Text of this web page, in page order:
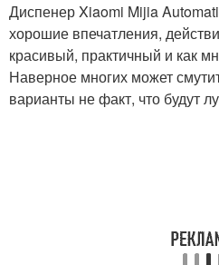
Диспенер Xiaomi Mijia
хорошие впечатления,
красивый, практичный и как
Наверное многих может
варианты не факт, что будут